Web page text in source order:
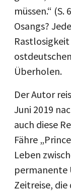
müssen.“
Osangs?
Überholen.
Der Autor
Juni 2019
auch diese
Fähre
Leben
permanente
Zeitreise,